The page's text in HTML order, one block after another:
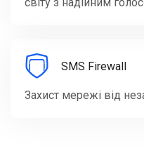
SMS Firewall
Захист мережі від